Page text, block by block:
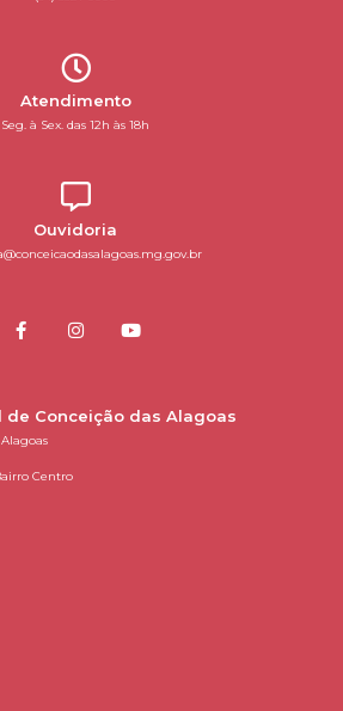
Atendimento
Seg. à Sex. das 12h às 18h
Ouvidoria
de Conceição das Alagoas
Centro